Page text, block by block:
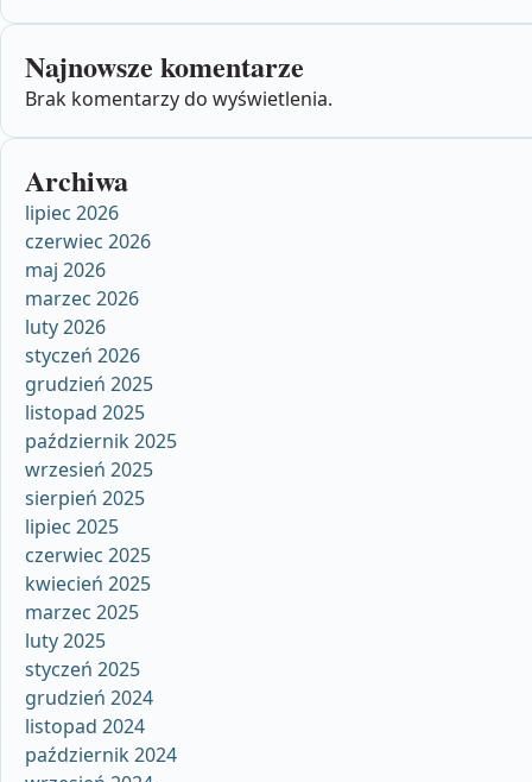
Najnowsze komentarze
Brak komentarzy do wyświetlenia.
Archiwa
lipiec 2026
czerwiec 2026
maj 2026
marzec 2026
luty 2026
styczeń 2026
grudzień 2025
listopad 2025
październik 2025
wrzesień 2025
sierpień 2025
lipiec 2025
czerwiec 2025
kwiecień 2025
marzec 2025
luty 2025
styczeń 2025
grudzień 2024
listopad 2024
październik 2024